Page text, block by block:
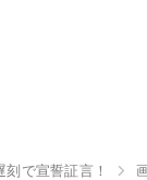
で宣誓証言！